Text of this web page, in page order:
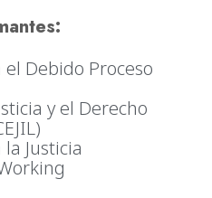
Debido Proceso
y el Derecho
Justicia